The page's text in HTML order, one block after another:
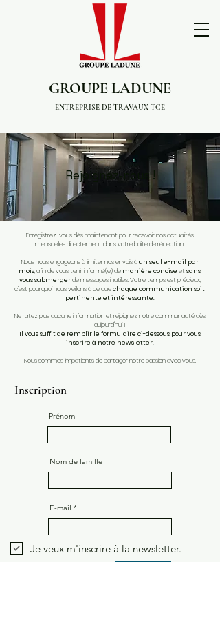
GROUPE LADUNE
ENTREPRISE DE TRAVAUX TCE
Rejoignez-nous !
Enregistrez-vous dès maintenant pour recevoir nos actualités
mensuelles directement dans votre boîte de réception.
Nous nous engageons à limiter nos envois àun seul e-mail par
mois, afin de vous tenir informé(e) de manière concise et sans
vous submergerde messages inutiles. Votre temps est précieux,
c'est pourquoi nous veillons à ce quechaque communication soit
pertinente et intéressante.
Ne ratez plus aucune information et rejoignez notre communauté dès
aujourd'hui !
Il vous suffit de remplir le formulaire ci-dessous pour vous
inscrire à notre newsletter.
Nous sommes impatients de partager notre passion avec vous.
Inscription
Prénom
Nom de famille
E-mail
Je veux m'inscrire à la newsletter.